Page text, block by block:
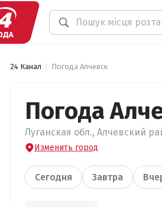
24 Канал Погода Алчевск
Погода
Луганская обл., Алчевский
Изменить город
Сегодня Завтра